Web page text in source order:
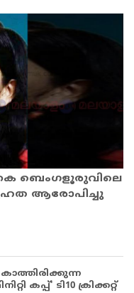
ബെംഗളൂരുവിലെ
ആരോപിച്ചു
കപ്പ്' ടി10 ക്രിക്കറ്റ്